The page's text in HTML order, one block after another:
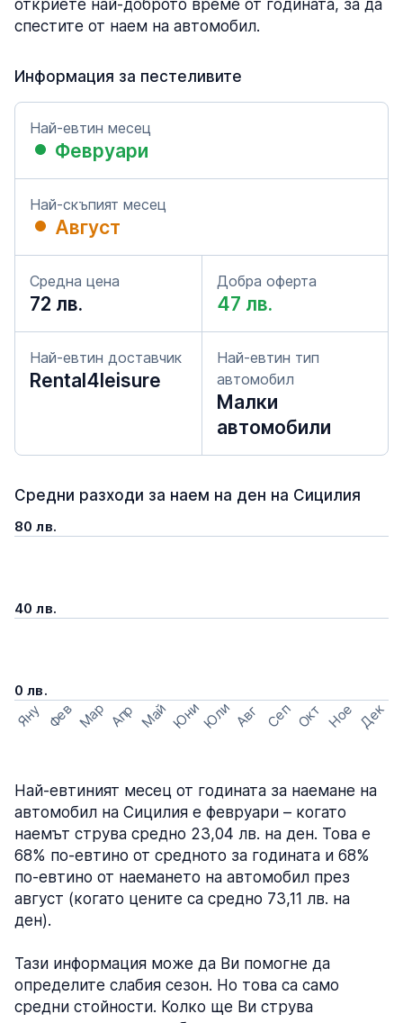
откриете най-доброто време от годината, за да
спестите от наем на автомобил.
Информация за пестеливите
Най-евтин месец
Февруари
Най-скъпият месец
Август
Средна цена
72 лв.
Добра оферта
47 лв.
Най-евтин доставчик
Rental4leisure
Най-евтин тип
автомобил
Малки
автомобили
Средни разходи за наем на ден на Сицилия
80 лв.
40 лв.
0 лв.
Яну Фев Мар Апр Май ЮниЮли Авг Сеп Окт Ное Дек
Най-евтиният месец от годината за наемане на
автомобил на Сицилия е февруари – когато
наемът струва средно 23,04 лв. на ден. Това е
68% по-евтино от средното за годината и 68%
по-евтино от наемането на автомобил през
август (когато цените са средно 73,11 лв. на
ден).
Тази информация може да Ви помогне да
определите слабия сезон. Но това са само
средни стойности. Колко ще Ви струва